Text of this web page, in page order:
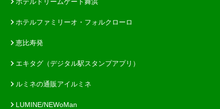
ホテルファミリーオ・フォルクローロ
恵比寿発
エキタグ（デジタル駅スタンプアプリ）
ルミネの通販アイルミネ
LUMINE/NEWoMan